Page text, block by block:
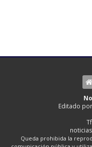
Editado
Queda prohibida la